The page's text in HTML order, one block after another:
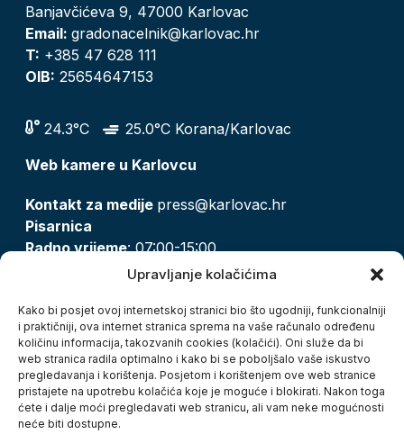
Upravljanje kolačićima
Kako bi posjet ovoj internetskoj stranici bio što ugodniji, funkcionalniji
i praktičniji, ova internet stranica sprema na vaše računalo određenu
količinu informacija, takozvanih cookies (kolačići). Oni služe da bi
web stranica radila optimalno i kako bi se poboljšalo vaše iskustvo
pregledavanja i korištenja. Posjetom i korištenjem ove web stranice
pristajete na upotrebu kolačića koje je moguće i blokirati. Nakon toga
ćete i dalje moći pregledavati web stranicu, ali vam neke mogućnosti
neće biti dostupne.
Banjavčićeva 9, 47000 Karlovac
Email: gradonacelnik@karlovac.hr
T: +385 47 628 111
OIB: 25654647153
24.3°C
25.0°C Korana/Karlovac
Web kamere u Karlovcu
Kontakt za medije press@karlovac.hr
Pisarnica
Radno vrijeme: 07:00-15:00
pisarnica@karlovac.hr
Zaštita osobnih podataka
Pristup informacijama
Kolačići
Izjava o pristupačnosti